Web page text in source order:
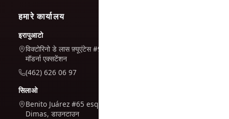
हमारे कार्यालय
इरापुआटो
विक्टोरिनो डे लास फ़्यूएंटेस #944, ला
मॉडर्ना एक्सटेंशन
(462) 626 06 97
सिलाओ
Benito Juárez #65 esq. San
Dimas, डाउनटाउन